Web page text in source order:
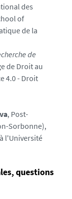
des
of
de la
de
de Droit au
4.0 - Droit
, Post-
Sorbonne),
l'Université
questions